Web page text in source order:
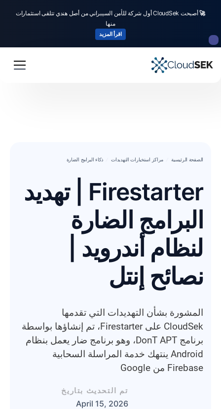
🚀
أصبحت CloudSek أول شركة للأمن السيبراني من أصل هندي تتلقى استثمارات
منها
اقرأ المزيد
الصفحة الرئيسية مراكز استخبارات التهديدات ذكاء البرامج الضارة
Firestarter | تهديد
البرامج الضارة
لنظام أندرويد |
نصائح إنتل
المشورة بشأن التهديدات التي تقدمها
CloudSek على Firestarter، تم إنشاؤها بواسطة
برنامج DonT APT، وهو برنامج ضار يعمل بنظام
Android ينتهك خدمة المراسلة السحابية
Firebase من Google
تم التحديث بتاريخ
April 15, 2026